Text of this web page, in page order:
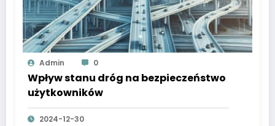
Admin 0
Wpływ stanu dróg na bezpieczeństwo
użytkowników
2024-12-30